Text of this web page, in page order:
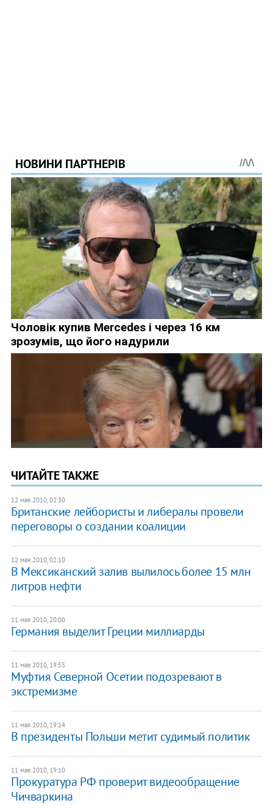
ЧИТАЙТЕ ТАКЖЕ
12 мая 2010, 02:30
Британские лейбористы и либералы провели
переговоры о создании коалиции
12 мая 2010, 02:10
В Мексиканский залив вылилось более 15 млн
литров нефти
11 мая 2010, 20:00
Германия выделит Греции миллиарды
11 мая 2010, 19:55
Муфтия Северной Осетии подозревают в
экстремизме
11 мая 2010, 19:14
В президенты Польши метит судимый политик
11 мая 2010, 19:10
Прокуратура РФ проверит видеообращение
Чичваркина